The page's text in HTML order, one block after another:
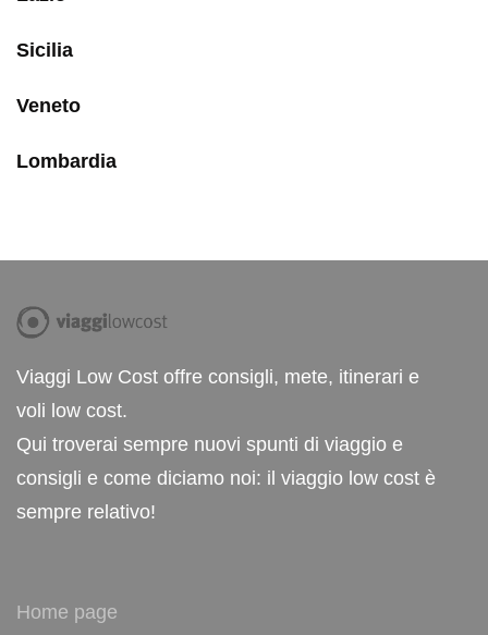
Sicilia
Veneto
Lombardia
Viaggi Low Cost offre consigli, mete, itinerari e
voli low cost.
Qui troverai sempre nuovi spunti di viaggio e
consigli e come diciamo noi: il viaggio low cost è
sempre relativo!
Home page